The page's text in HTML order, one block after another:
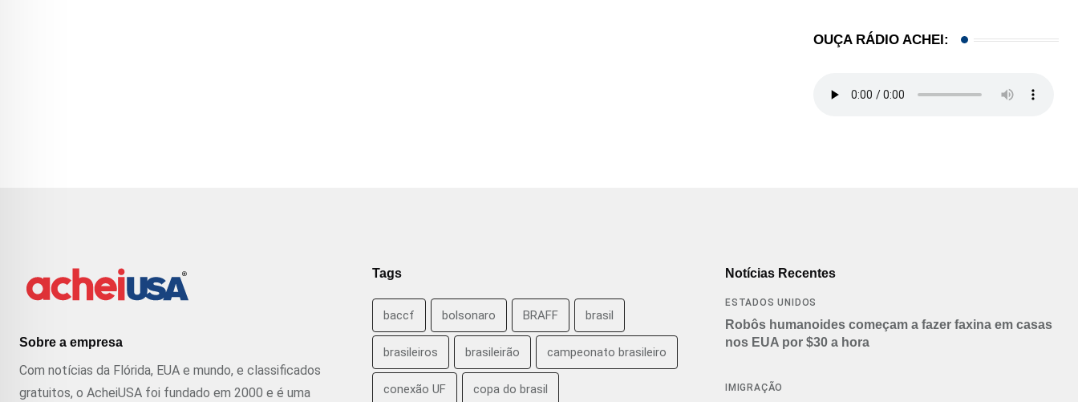
OUÇA RÁDIO ACHEI:
Sobre a empresa
Com notícias da Flórida, EUA e mundo, e classificados
gratuitos, o AcheiUSA foi fundado em 2000 e é uma
Tags
baccf bolsonaro BRAFF brasil
brasileiros brasileirão campeonato brasileiro
conexão UF copa do brasil
Notícias Recentes
ESTADOS UNIDOS
Robôs humanoides começam a fazer faxina em casas
nos EUA por $30 a hora
IMIGRAÇÃO